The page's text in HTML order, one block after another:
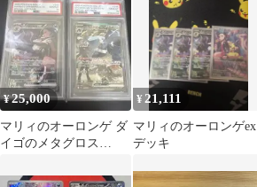
¥25,000
マリィのオーロンゲ ダ
イゴのメタグロス
¥ 21,111
マリィのオーロンゲex
デッキ